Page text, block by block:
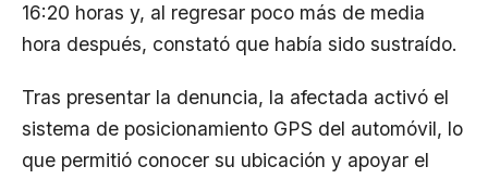
16:20 horas y, al regresar poco más de media
hora después, constató que había sido sustraído.
Tras presentar la denuncia, la afectada activó el
sistema de posicionamiento GPS del automóvil, lo
que permitió conocer su ubicación y apoyar el